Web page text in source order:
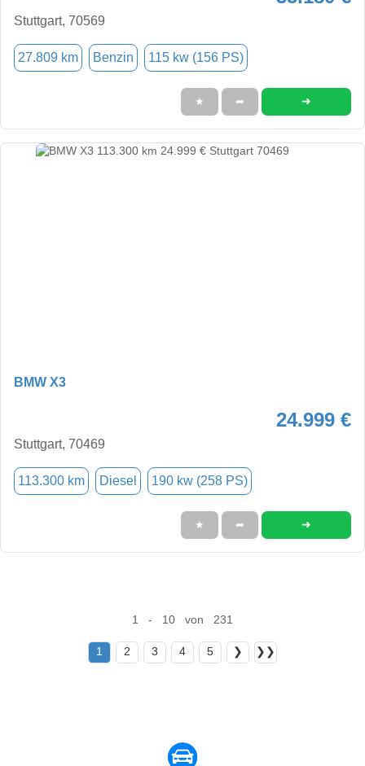
Stuttgart, 70569
27.809 km Benzin 115 kw (156 PS)
★ ➦ ➜
BMW X3
24.999 €
Stuttgart, 70469
113.300 km Diesel 190 kw (258 PS)
★ ➦ ➜
1 - 10 von 231
1 2 3 4 5 ❯ ❯❯